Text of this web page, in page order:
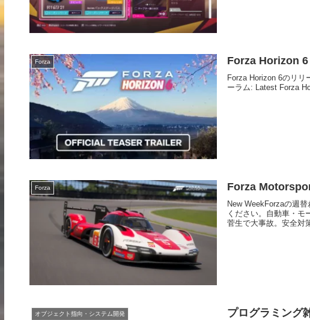
Forza Forza Horizon
Forza Horizon 6のリリ
ーラム: Latest Forza
Forza Forza
New WeekForzaの週
ください。自動車・モ
菅生で大事故。安全対
オブジェクト指向・システム開発 プログラミング